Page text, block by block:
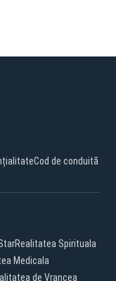
Cod de conduită
Realitatea Spirituala
Medicala
de Vrancea